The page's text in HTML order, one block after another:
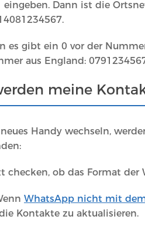
eingeben. Dann ist die
es gibt ein 0 vor der
aus England:
meine
Handy wechseln,
checken, ob das Format
WhatsApp nicht mit
Kontakte zu aktualisieren.